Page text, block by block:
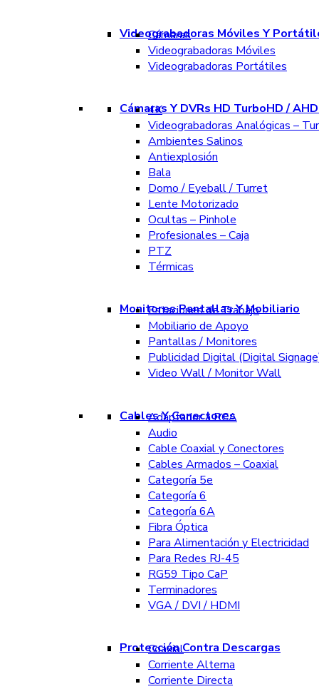
Videograbadoras Móviles Y
Cámaras
Videograbadoras Móviles
Videograbadoras Portátiles
Cámaras Y DVRs HD TurboHD /
4K
Videograbadoras Analógicas –
Ambientes Salinos
Antiexplosión
Bala
Domo / Eyeball / Turret
Lente Motorizado
Ocultas – Pinhole
Profesionales – Caja
PTZ
Térmicas
Monitores Pantallas Y Mobiliario
Estaciones de Trabajo
Mobiliario de Apoyo
Pantallas / Monitores
Publicidad Digital (Digital
Video Wall / Monitor Wall
Cables Y Conectores
Adaptador a RCA
Audio
Cable Coaxial y Conectores
Cables Armados – Coaxial
Categoría 5e
Categoría 6
Categoría 6A
Fibra Óptica
Para Alimentación y Electricidad
Para Redes RJ-45
RG59 Tipo CaP
Terminadores
VGA / DVI / HDMI
Protección Contra Descargas
Coaxial
Corriente Alterna
Corriente Directa